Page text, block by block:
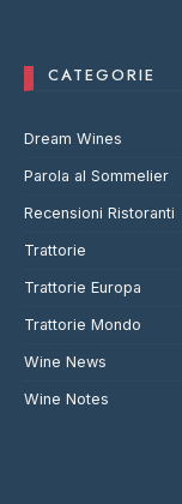
CATEGORIE
Dream Wines
Parola al Sommelier
Recensioni Ristoranti
Trattorie
Trattorie Europa
Trattorie Mondo
Wine News
Wine Notes